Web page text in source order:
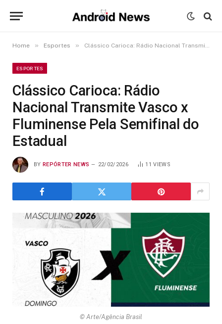
Home » Esportes » Clássico Carioca: Rádio Nacional Transmite Vasco x Fluminense Pela Semifinal do Estadual
ESPORTES
Clássico Carioca: Rádio
Nacional Transmite Vasco x
Fluminense Pela Semifinal do
Estadual
BY REPÓRTER NEWS 22/02/2026 11VIEWS
© Arte/Agência Brasil